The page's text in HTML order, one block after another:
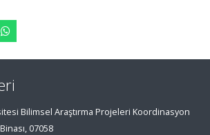
Bilimsel Araştırma Projeleri Koordinasyon
07058